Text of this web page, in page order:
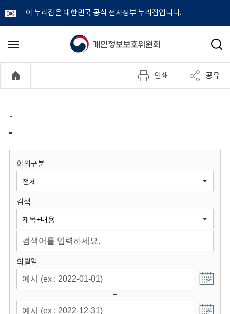
이 누리집은 대한민국 공식 전자정부 누리집입니다.
개
정
보
원
회
메
기
검
인쇄 공유
-
회의구분
검색
의결일
~